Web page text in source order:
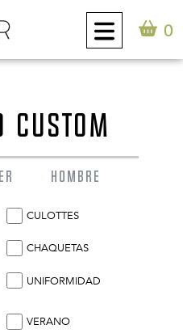
0
0
CUSTOM
HOMBRE
CULOTTES
CHAQUETAS
UNIFORMIDAD
VERANO